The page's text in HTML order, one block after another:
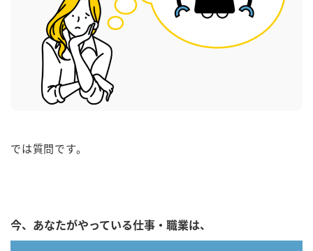
では質問です。
今、あなたがやっている仕事・職業は、